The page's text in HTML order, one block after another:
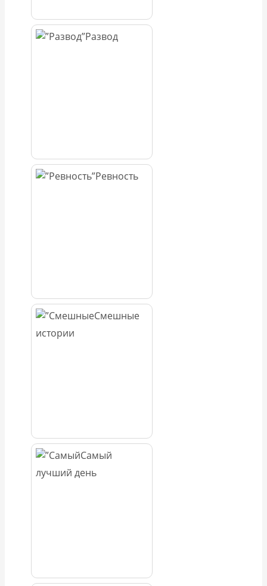
Развод
Ревность
Смешные
истории
Самый
лучший день